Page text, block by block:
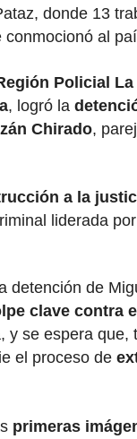
donde 13
al
Policial
, logró la
Chirado,
a la
liderada por
detención de
clave contra
y se espera que,
el proceso de
primeras